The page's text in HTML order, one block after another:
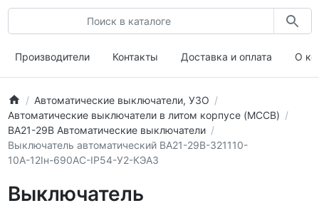
Производители Контакты Доставка и оплата О
Автоматические выключатели, УЗО
Автоматические выключатели в литом корпусе (MCCB)
ВА21-29В Автоматические выключатели
Выключатель автоматический ВА21-29В-321110-
10А-12Iн-690AC-IP54-У2-КЭАЗ
Выключатель